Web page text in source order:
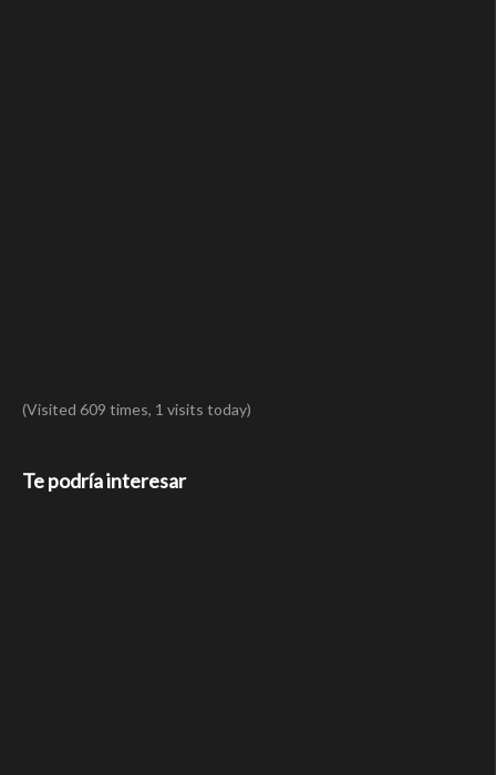
(Visited 609 times, 1 visits today)
Te podría interesar